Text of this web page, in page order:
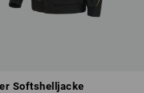
Softshelljacke